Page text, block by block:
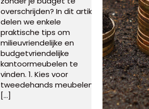
overschrijden? In dit artikel
delen we enkele
praktische tips om
milieuvriendelijke en
budgetvriendelijke
kantoormeubelen te
vinden. 1. Kies voor
tweedehands meubelen
[…]